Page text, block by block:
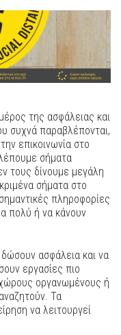
της ασφάλειας και
συχνά παραβλέπονται,
επικοινωνία στο
σήματα
τους δίνουμε μεγάλη
σήματα στο
πληροφορίες
πολύ ή να κάνουν
ασφάλεια και να
εργασίες πιο
οργανωμένους ή
Τα
να λειτουργεί